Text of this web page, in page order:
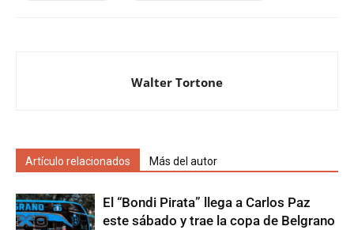
Walter Tortone
Artículo relacionados Más del autor
El “Bondi Pirata” llega a Carlos Paz
este sábado y trae la copa de Belgrano